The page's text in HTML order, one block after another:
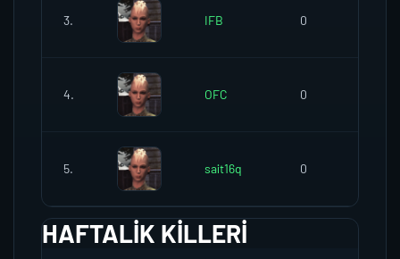
3. IFB 0
4. OFC 0
5. sait16q 0
HAFTALIK KILLERI